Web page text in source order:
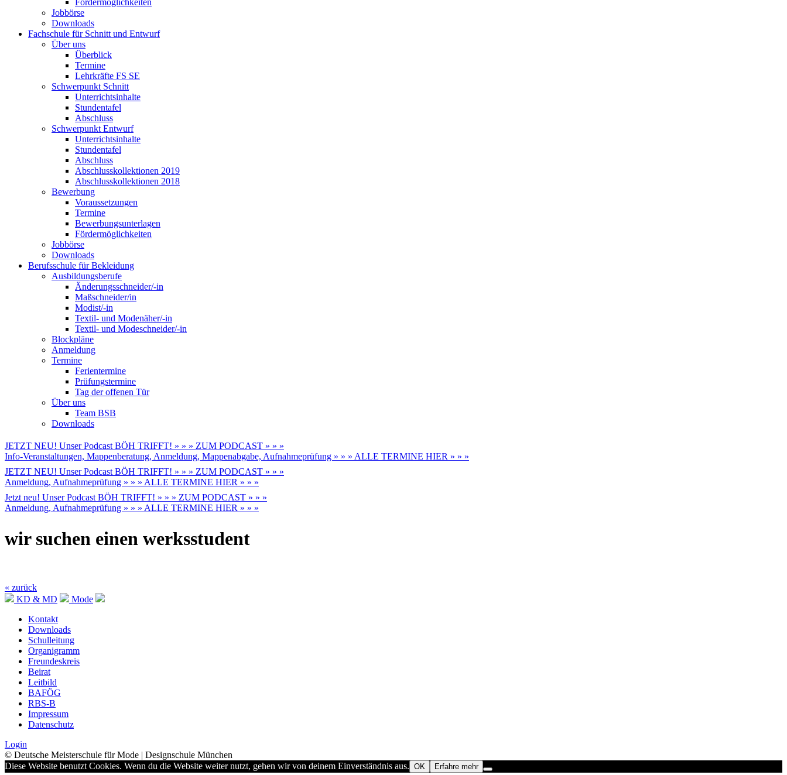
Fördermöglichkeiten
Jobbörse
Downloads
Fachschule für Schnitt und Entwurf
Über uns
Überblick
Termine
Lehrkräfte FS SE
Schwerpunkt Schnitt
Unterrichtsinhalte
Stundentafel
Abschluss
Schwerpunkt Entwurf
Unterrichtsinhalte
Stundentafel
Abschluss
Abschlusskollektionen 2019
Abschlusskollektionen 2018
Bewerbung
Voraussetzungen
Termine
Bewerbungsunterlagen
Fördermöglichkeiten
Jobbörse
Downloads
Berufsschule für Bekleidung
Ausbildungsberufe
Änderungsschneider/-in
Maßschneider/in
Modist/-in
Textil- und Modenäher/-in
Textil- und Modeschneider/-in
Blockpläne
Anmeldung
Termine
Ferientermine
Prüfungstermine
Tag der offenen Tür
Über uns
Team BSB
Downloads
JETZT NEU! Unser Podcast BÖH TRIFFT! » » » ZUM PODCAST » » »
Info-Veranstaltungen, Mappenberatung, Anmeldung, Mappenabgabe, Aufnahmeprüfung » » » ALLE TERMINE HIER » » »
JETZT NEU! Unser Podcast BÖH TRIFFT! » » » ZUM PODCAST » » »
Anmeldung, Aufnahmeprüfung » » » ALLE TERMINE HIER » » »
Jetzt neu! Unser Podcast BÖH TRIFFT! » » » ZUM PODCAST » » »
Anmeldung, Aufnahmeprüfung » » » ALLE TERMINE HIER » » »
wir suchen einen werksstudent
« zurück
KD & MD
Mode
Kontakt
Downloads
Schulleitung
Organigramm
Freundeskreis
Beirat
Leitbild
BAFÖG
RBS-B
Impressum
Datenschutz
Login
© Deutsche Meisterschule für Mode | Designschule München
Diese Website benutzt Cookies. Wenn du die Website weiter nutzt, gehen wir von deinem Einverständnis aus. OK Erfahre mehr